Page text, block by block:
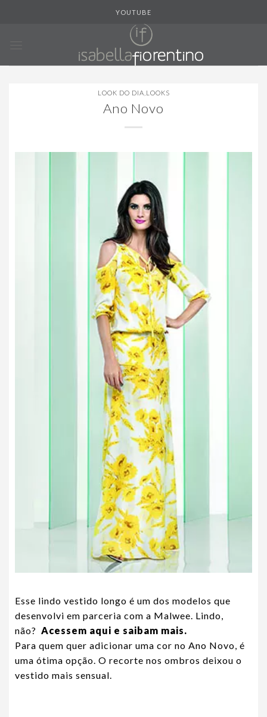
YOUTUBE
LOOK DO DIA LOOKS
Ano Novo
Esse lindo vestido longo é um dos modelos que
desenvolvi em parceria com a Malwee. Lindo,
não? Acessem aqui e saibam mais.
Para quem quer adicionar uma cor no Ano Novo, é
uma ótima opção. O recorte nos ombros deixou o
vestido mais sensual.